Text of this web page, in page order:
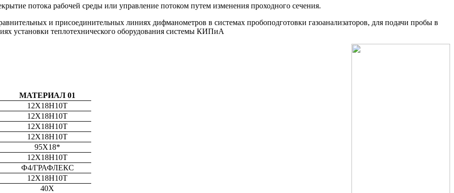
потока рабочей среды или управление потоком путем изменения проходного сечения.
и присоединительных линиях дифманометров в системах пробоподготовки газоанализаторов, для подачи пробы в
установки теплотехнического оборудования системы КИПиА
МАТЕРИАЛ 01
12Х18Н10Т
12Х18Н10Т
12Х18Н10Т
12Х18Н10Т
95Х18*
12Х18Н10Т
Ф4/ГРАФЛЕКС
12Х18Н10Т
40Х